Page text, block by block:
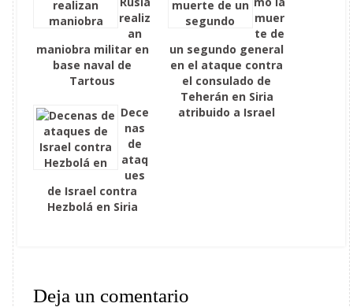
realiz
an
maniobra militar en
base naval de
Tartous
muer
te de
un segundo general
en el ataque contra
el consulado de
Teherán en Siria
atribuido a Israel
Dece
nas
de
ataq
ues
de Israel contra
Hezbolá en Siria
Deja un comentario